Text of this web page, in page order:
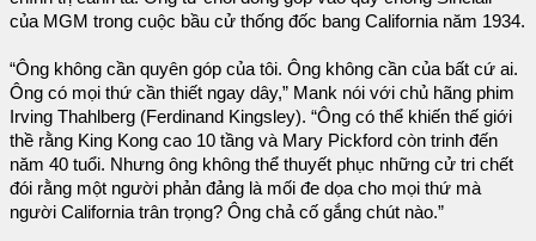
của MGM trong cuộc bầu cử thống đốc bang California năm 1934.
“Ông không cần quyên góp của tôi. Ông không cần của bất cứ ai.
Ông có mọi thứ cần thiết ngay dây,” Mank nói với chủ hãng phim
Irving Thahlberg (Ferdinand Kingsley). “Ông có thể khiến thế giới
thề rằng King Kong cao 10 tầng và Mary Pickford còn trinh đến
năm 40 tuổi. Nhưng ông không thể thuyết phục những cử tri chết
đói rằng một người phản đảng là mối đe dọa cho mọi thứ mà
người California trân trọng? Ông chả cố gắng chút nào.”